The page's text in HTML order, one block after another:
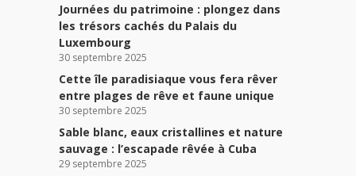
Journées du patrimoine : plongez dans
les trésors cachés du Palais du
Luxembourg
30 septembre 2025
Cette île paradisiaque vous fera rêver
entre plages de rêve et faune unique
30 septembre 2025
Sable blanc, eaux cristallines et nature
sauvage : l’escapade rêvée à Cuba
29 septembre 2025